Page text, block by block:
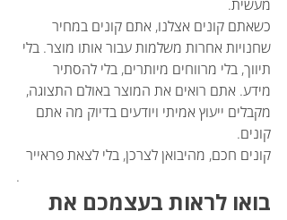
מעשית.
כשאתם קונים אצלנו, אתם קונים במחיר
שחנויות אחרות משלמות עבור אותו מוצר. בלי
תיווך, בלי מרווחים מיותרים, בלי להסתיר
מידע. אתם רואים את המוצר באולם התצוגה,
מקבלים ייעוץ אמיתי ויודעים בדיוק מה אתם
קונים.
קונים חכם, מהיבואן לצרכן, בלי לצאת פראייר
.
בואו לראות בעצמכם את